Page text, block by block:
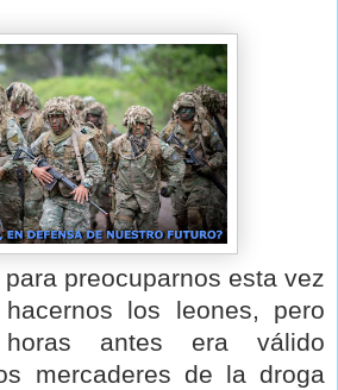
preocuparnos esta vez
los leones, pero
antes era válido
mercaderes de la droga